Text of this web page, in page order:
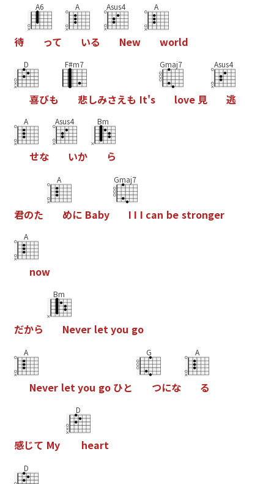
待
A6
って
A
いる
Asus4
New
A
world
D
喜びも
F#m7
悲しみさえも It's
Gmaj7
love 見
Asus4
逃
A
せな
Asus4
いか
Bm
ら
君のた
A
めに Baby
Gmaj7
I I I can be stronger
A
now
だから
Bm
Never letyou go
A
Never let you go ひと
G
つにな
A
る
感じて My
D
heart
D